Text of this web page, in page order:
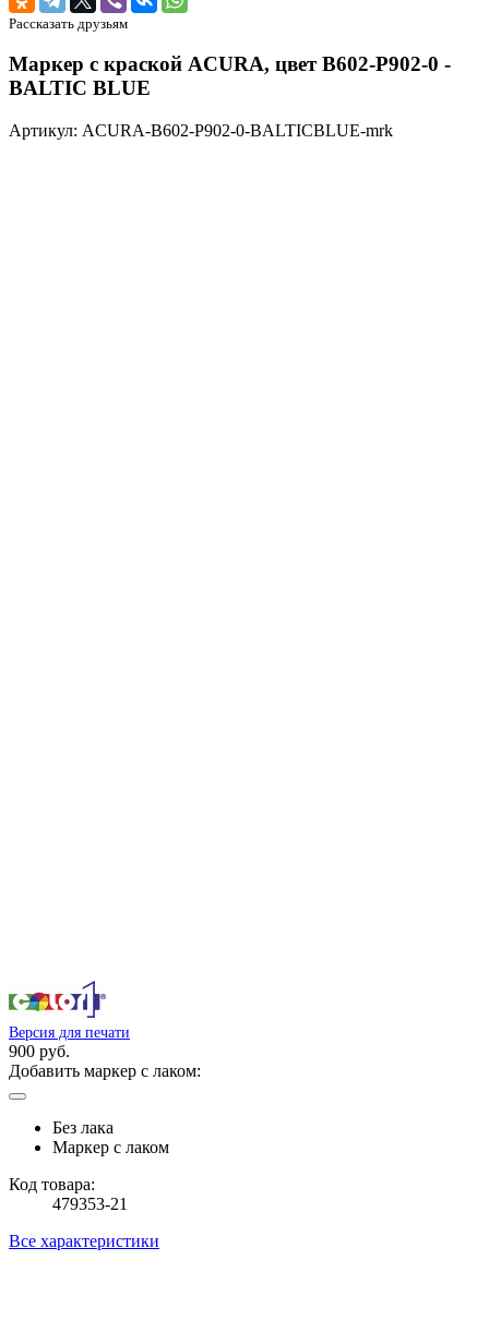
Рассказать друзьям
Маркер с краской ACURA, цвет B602-P902-0 -
BALTIC BLUE
Артикул: ACURA-B602-P902-0-BALTICBLUE-mrk
Версия для печати
900 руб.
Добавить маркер с лаком:
Без лака
Маркер с лаком
Код товара:
479353-21
Все характеристики